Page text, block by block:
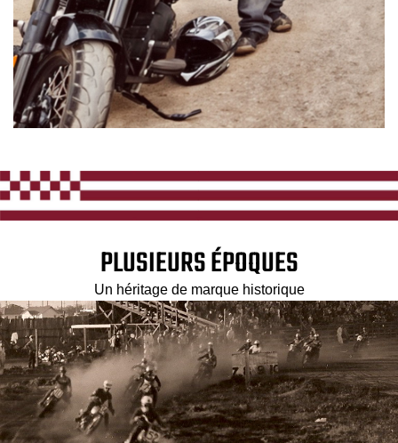
PLUSIEURS ÉPOQUES
Un héritage de marque historique